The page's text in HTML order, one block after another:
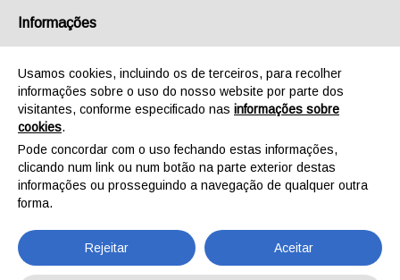
T-SHIRT TECHNICAL NATURE WOMEN
T-SHIRT TECHNICAL
NATURE WOMEN
Informações
Usamos cookies, incluindo os de terceiros, para recolher
informações sobre o uso do nosso website por parte dos
visitantes, conforme especificado nas informações sobre
cookies.
Pode concordar com o uso fechando estas informações,
clicando num link ou num botão na parte exterior destas
informações ou prosseguindo a navegação de qualquer outra
forma.
Rejeitar Aceitar